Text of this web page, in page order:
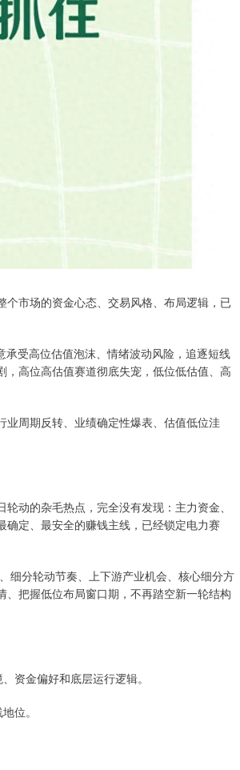
市场的资金心态、交易风格、布局逻辑，已
受高位估值泡沫、情绪波动风险，追逐短线
高位高估值赛道彻底失宠，低位低估值、高
周期反转、业绩确定性爆表、估值低位洼
动的杂毛热点，完全没有发现：主力资金、
定、最安全的赚钱主线，已经锁定电力赛
细分轮动节奏、上下游产业机会、核心细分方
把握低位布局窗口期，不再踏空新一轮结构
资金偏好和底层运行逻辑。
位。